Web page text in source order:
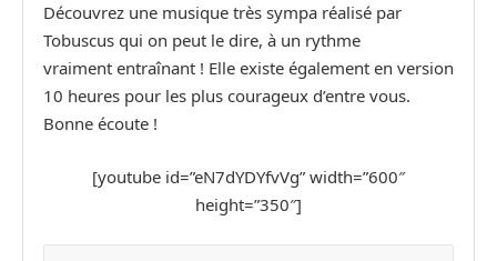
Découvrez une musique très sympa réalisé par
Tobuscus qui on peut le dire, à un rythme
vraiment entraînant ! Elle existe également en version
10 heures pour les plus courageux d’entre vous.
Bonne écoute !
[youtube id=”eN7dYDYfvVg” width=”600″
height=”350″]